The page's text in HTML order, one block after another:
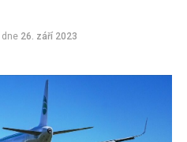
dne 26. září 2023